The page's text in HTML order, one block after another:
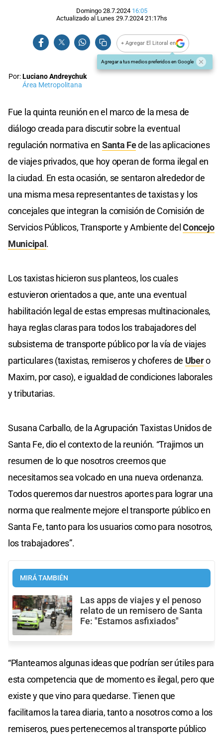
Domingo 28.7.2024 16:05
Actualizado al Lunes 29.7.2024 21:17hs
+ Agregar El Litoral en
Agregar a tus medios preferidos en Google
Por:Luciano Andreychuk
Área Metropolitana
Fue la quinta reunión en el marco de la mesa de
diálogo creada para discutir sobre la eventual
regulación normativa en Santa Fede las aplicaciones
de viajes privados, que hoy operan de forma ilegal en
la ciudad. En esta ocasión, se sentaron alrededor de
una misma mesa representantes de taxistas y los
concejales que integran la comisión de Comisión de
Servicios Públicos, Transporte y Ambiente delConcejo
Municipal.
Los taxistas hicieron sus planteos, los cuales
estuvieron orientados a que, ante una eventual
habilitación legal de estas empresas multinacionales,
haya reglas claras para todos los trabajadores del
subsistema de transporte público por la vía de viajes
particulares (taxistas, remiseros y choferes de Ubero
Maxim, por caso), e igualdad de condiciones laborales
y tributarias.
Susana Carballo, de la Agrupación Taxistas Unidos de
Santa Fe, dio el contexto de la reunión. “Trajimos un
resumen de lo que nosotros creemos que
necesitamos sea volcado en una nueva ordenanza.
Todos queremos dar nuestros aportes para lograr una
norma que realmente mejore el transporte público en
Santa Fe, tanto para los usuarios como para nosotros,
los trabajadores”.
MIRÁ TAMBIÉN
Las apps de viajes y el penoso
relato de un remisero de Santa
Fe: "Estamos asfixiados"
“Planteamos algunas ideas que podrían ser útiles para
esta competencia que de momento es ilegal, pero que
existe y que vino para quedarse. Tienen que
facilitarnos la tarea diaria, tanto a nosotros como a los
remiseros, pues pertenecemos al transporte público